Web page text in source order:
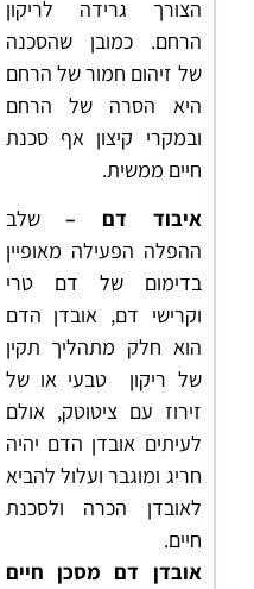
הצורך גרידה לריקון
הרחם. כמובן שהסכנה
של זיהום חמור של הרחם
היא הסרה של הרחם
ובמקרי קיצון אף סכנת
חיים ממשית.
איבוד דם –שלב
ההפלה הפעילה מאופיין
בדימום של דם טרי
וקרישי דם, אובדן הדם
הוא חלק מתהליך תקין
של ריקון טבעי או של
זירוז עם ציטוטק, אולם
לעיתים אובדן הדם יהיה
חריג ומוגבר ועלול להביא
לאובדן הכרה ולסכנת
חיים.
אובדן דם מסכן חיים